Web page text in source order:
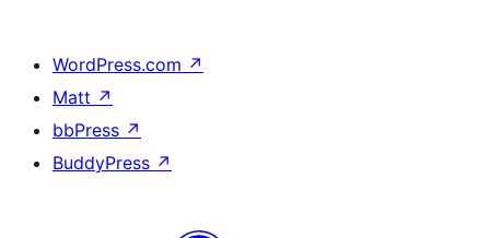
WordPress.com ↗
Matt ↗
bbPress ↗
BuddyPress ↗